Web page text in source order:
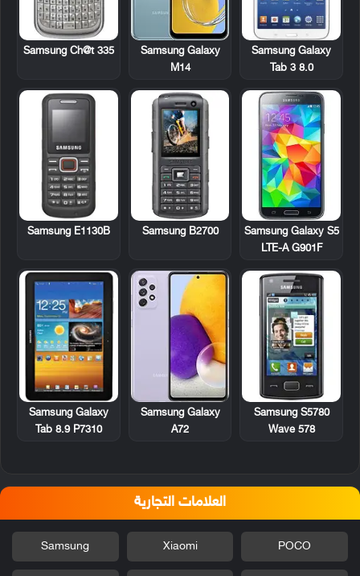
Samsung Galaxy
Tab 3 8.0
Samsung Galaxy
M14
Samsung Ch@t 335
Samsung Galaxy S5
LTE-A G901F
Samsung B2700
Samsung E1130B
Samsung S5780
Wave 578
Samsung Galaxy
A72
Samsung Galaxy
Tab 8.9 P7310
العلامات التجارية
POCO
Xiaomi
Samsung